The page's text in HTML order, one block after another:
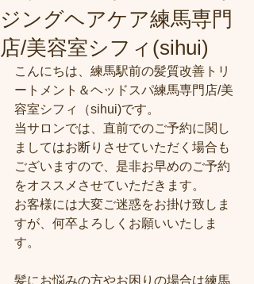
ジングヘアケア練馬専門
店/美容室シフィ(sihui)
こんにちは、練馬駅前の髪質改善トリ
ートメント＆ヘッドスパ練馬専門店/美
容室シフィ（sihui)です。
当サロンでは、直前でのご予約に関し
ましてはお断りさせていただく場合も
ございますので、是非お早めのご予約
をオススメさせていただきます。
お客様には大変ご迷惑をお掛け致しま
すが、何卒よろしくお願いいたしま
す。
髪にお悩みの方やお困りの場合は練馬